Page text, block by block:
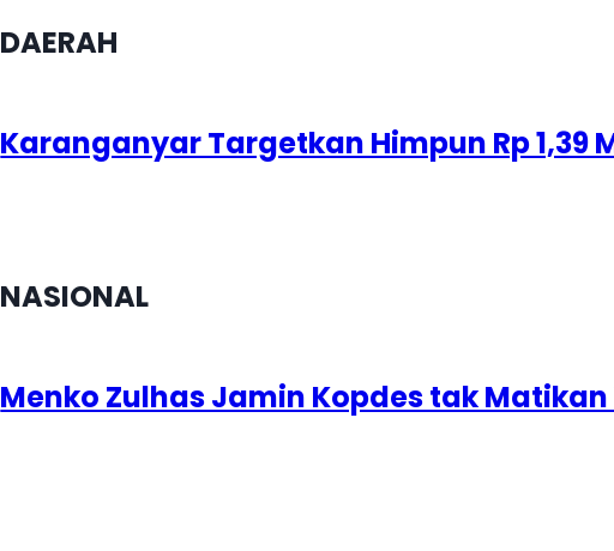
DAERAH
Karanganyar Targetkan Himpun Rp 1,39
NASIONAL
Menko Zulhas Jamin Kopdes tak